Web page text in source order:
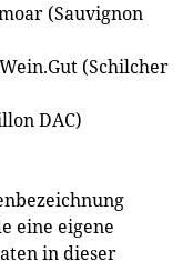
(Sauvignon
(Schilcher
DAC)
eine eigene
in dieser